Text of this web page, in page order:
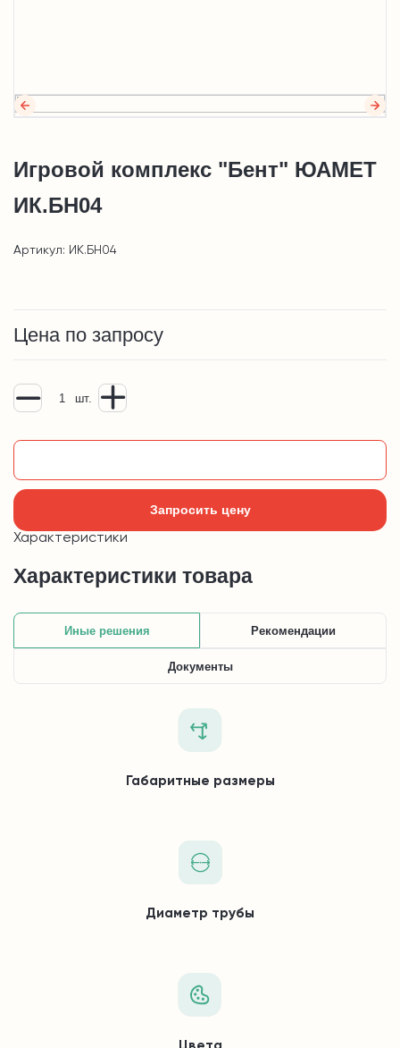
Игровой комплекс "Бент" ЮАМЕТ
ИК.БН04
Артикул: ИК.БН04
Цена по запросу
шт.
Запросить цену
Характеристики
Характеристики товара
Иные решения Рекомендации
Документы
Габаритные размеры
Диаметр трубы